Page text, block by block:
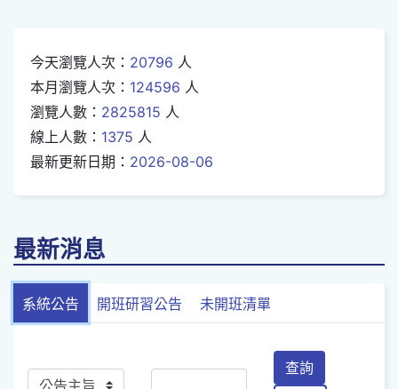
今天瀏覽人次： 20796 人
本月瀏覽人次： 124596 人
瀏覽人數： 2825815 人
線上人數： 1375 人
最新更新日期： 2026-08-06
最新消息
系統公告 開班研習公告 未開班清單
查詢